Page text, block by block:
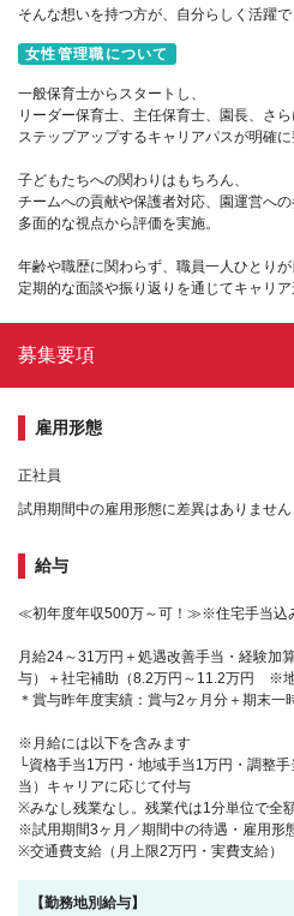
そんな想いを持つ方が、自分らしく活躍で
女性管理職について
一般保育士からスタートし、
リーダー保育士、主任保育士、園長、さ
ステップアップするキャリアパスが明確
子どもたちへの関わりはもちろん、
チームへの貢献や保護者対応、園運営への
多面的な視点から評価を実施。
年齢や職歴に関わらず、職員一人ひとりが
定期的な面談や振り返りを通じてキャリア
募集要項
雇用形態
正社員
試用期間中の雇用形態に差異はありません
給与
≪初年度年収500万～可！≫※住宅手当込
月給24～31万円＋処遇改善手当・経験加
与）＋社宅補助（8.2万円～11.2万円 ※地
＊賞与昨年度実績：賞与2ヶ月分＋期末一
※月給には以下を含みます
└資格手当1万円・地域手当1万円・調整
当）キャリアに応じて付与
※みなし残業なし。残業代は1分単位で全
※試用期間3ヶ月／期間中の待遇・雇用形
※交通費支給（月上限2万円・実費支給）
【勤務地別給与】